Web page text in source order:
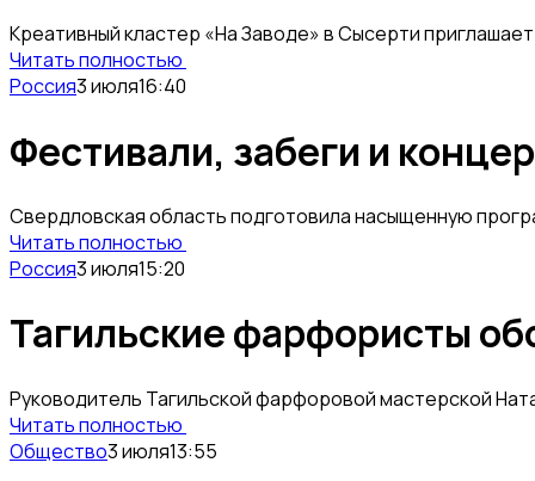
Креативный кластер «На Заводе» в Сысерти
Читать полностью
Россия3 июля16:40
Фестивали, забеги и
Свердловская область подготовила насыщенную
Читать полностью
Россия3 июля15:20
Тагильские фарфористы
Руководитель Тагильской фарфоровой мастерской
Читать полностью
Общество3 июля13:55